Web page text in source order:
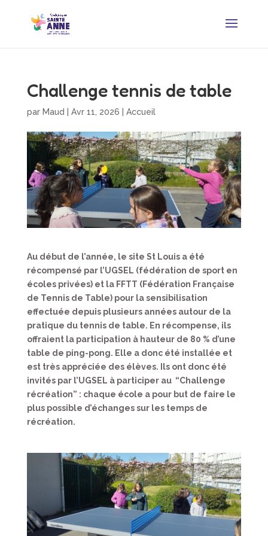
Challenge tennis de table
par Maud Avr 11, 2026 Accueil
Au début de l’année, le site St Louis a été
récompensé par l’UGSEL (fédération de sport en
écoles privées) et la FFTT (Fédération Française
de Tennis de Table) pour la sensibilisation
effectuée depuis plusieurs années autour de la
pratique du tennis de table. En récompense, ils
offraient la participation à hauteur de 80 % d’une
table de ping-pong. Elle a donc été installée et
est très appréciée des élèves. Ils ont donc été
invités par l’UGSEL à participer au “Challenge
récréation” : chaque école a pour but de faire le
plus possible d’échanges sur les temps de
récréation.